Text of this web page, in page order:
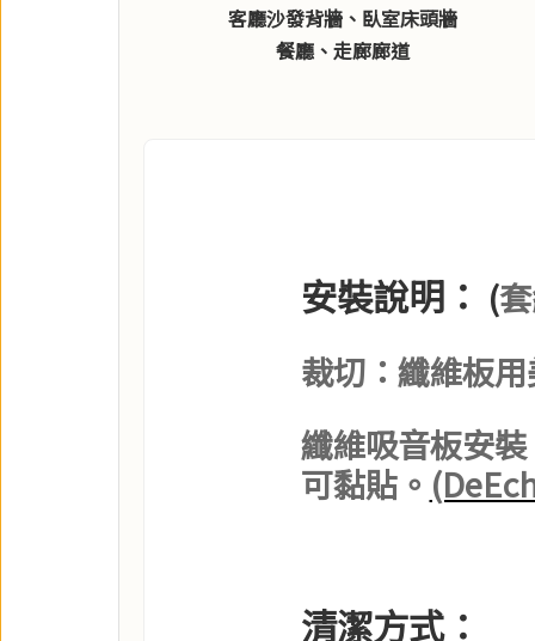
客廳沙發背牆、臥室床頭牆
餐廳、走廊廊道
安裝說明： (
裁切： 纖維板
纖維吸音板安
可黏貼。
清潔方式：